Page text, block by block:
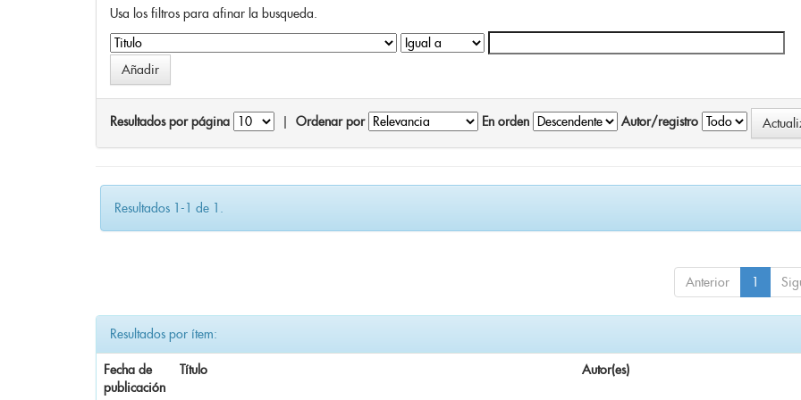
Usa los filtros para afinar la busqueda.
Resultados por página Ordenar por En orden Autor/registro
Resultados 1-1 de 1.
Anterior 1
Resultados por ítem:
Fecha de
publicación
Título Autor(es)